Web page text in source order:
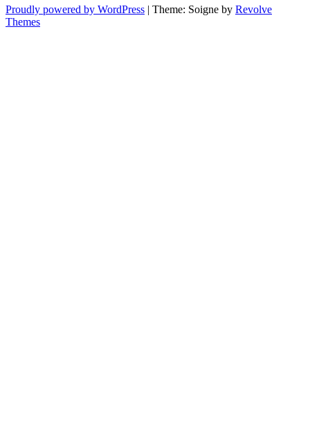
Proudly powered by WordPress | Theme: Soigne by Revolve
Themes